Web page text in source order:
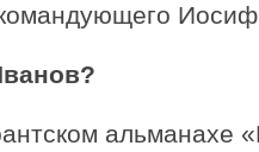
альманахе